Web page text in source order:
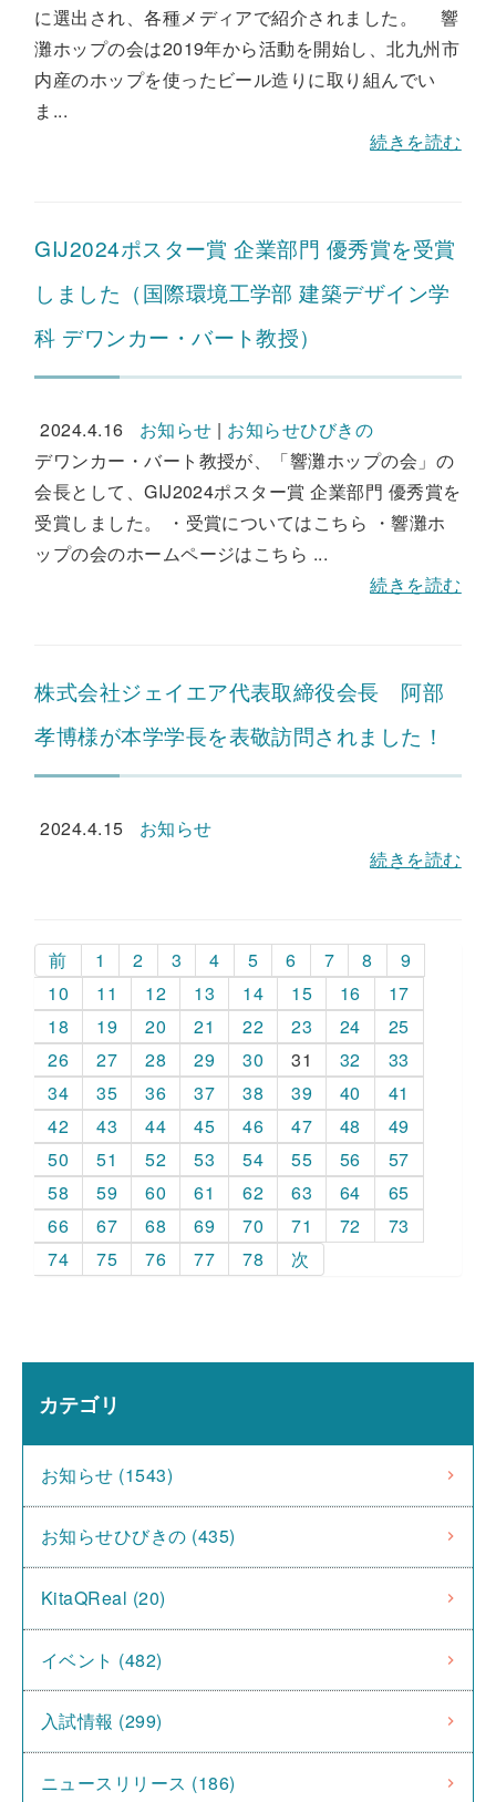
に選出され、各種メディアで紹介されました。 響
灘ホップの会は2019年から活動を開始し、北九州市
内産のホップを使ったビール造りに取り組んでい
ま...
続きを読む
GIJ2024ポスター賞 企業部門 優秀賞を受賞
しました（国際環境工学部 建築デザイン学
科 デワンカー・バート教授）
2024.4.16 お知らせ | お知らせひびきの
デワンカー・バート教授が、「響灘ホップの会」の
会長として、GIJ2024ポスター賞 企業部門 優秀賞を
受賞しました。 ・受賞についてはこちら ・響灘ホ
ップの会のホームページはこちら ...
続きを読む
株式会社ジェイエア代表取締役会長 阿部
孝博様が本学学長を表敬訪問されました！
2024.4.15
お知らせ
続きを読む
前 1 2 3 4 5 6 7 8
9
10
11 12 13 14 15 16
17
18
19 20 21 22 23 24
25
26
27 28 29 30 31 32
33
34
35 36 37 38 39 40
41
42
43 44 45 46 47 48
49
50
51 52 53 54 55 56
57
58
59 60 61 62 63 64
65
66
67 68 69 70 71 72
73
74
75 76 77 78 次
カテゴリ
お知らせ (1543)
お知らせひびきの (435)
KitaQReal (20)
イベント (482)
入試情報 (299)
ニュースリリース (186)